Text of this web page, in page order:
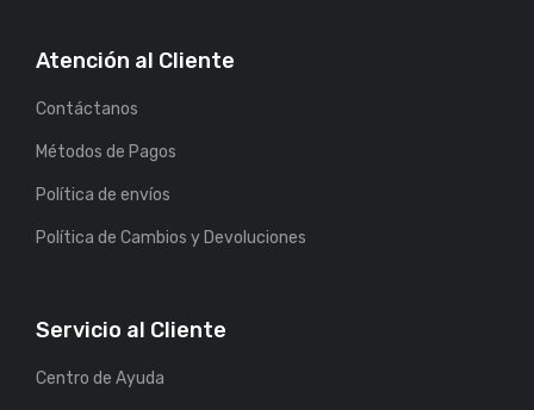
Atención al Cliente
Contáctanos
Métodos de Pagos
Política de envíos
Política de Cambios y Devoluciones
Servicio al Cliente
Centro de Ayuda